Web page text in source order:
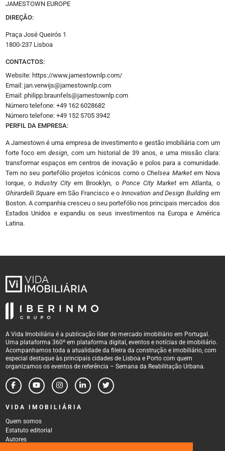
Espanha
Jurídico
Oportunidades
Outros
Opinião
Revistas
Multimédia
Empresas
Eventos
Podcasts
Especial
Academy
Siga-nos
Facebook
Flickr
Sobre
Estatuto Editorial
Autores
Política de Privacidade
Termos e Condições de Uso
JAMESTOWN EUROPE
DIREÇÃO:
Praça José Queirós 1
1800-237 Lisboa
CONTACTOS:
Website: https://www.jamestownlp.com/
Email: jan.verwijs@jamestownlp.com
Email: philipp.braunfels@jamestownlp.com
Número telefone: +49 162 6028682
Número telefone: +49 152 5705 3942
PERFIL DA EMPRESA:
A Jamestown é uma empresa de investimento e gestão imobiliária com um
forte foco emdesign, com um historial de 39 anos, e uma missão clara:
transformar espaços em centros de inovação e polos para a comunidade.
Tem no seu portefólio projetos icónicos como oChelsea Marketem Nova
Iorque, o Industry Cityem Brooklyn, o Ponce City Market em Atlanta, o
Ghirardelli Square em São Francisco e o Innovation and Design Buildingem
Boston. A companhia cresceu o seu portefólio nos principais mercados dos
Estados Unidos e expandiu os seus investimentos na Europa e América
Latina.
A Vida Imobiliária é a publicação líder de mercado imobiliário em Portugal.
Uma plataforma 360º em plataforma digital, eventos e notícias de imobiliário.
Acompanhamos toda a atualidade da fileira da construção e imobiliário, com
especial destaque às principais cidades de Lisboa e Porto com quem
organizamos os eventos de referência – Semana da Reabilitação Urbana.
VIDA IMOBILIÁRIA
Quem somos
Estatuto editorial
Autores